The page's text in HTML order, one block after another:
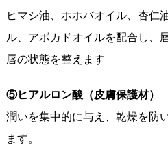
ヒマシ油、ホホバオイル、杏仁
ル、アボカドオイルを配合し、
唇の状態を整えます
⑤ヒアルロン酸（皮膚保護材）
潤いを集中的に与え、乾燥を防
ます。